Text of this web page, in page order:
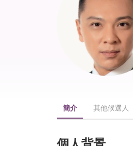
簡介 其他候選人